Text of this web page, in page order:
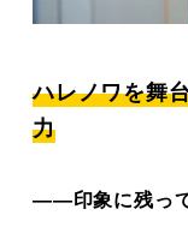
ハレノワを舞
力
――印象に残っ